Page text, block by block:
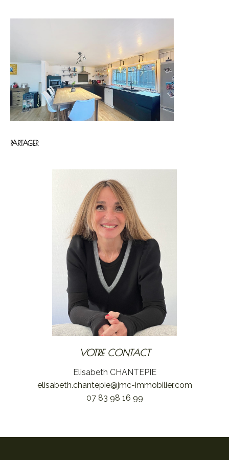
PARTAGER
VOTRE CONTACT
Elisabeth CHANTEPIE
elisabeth.chantepie@jmc-immobilier.com
07 83 98 16 99